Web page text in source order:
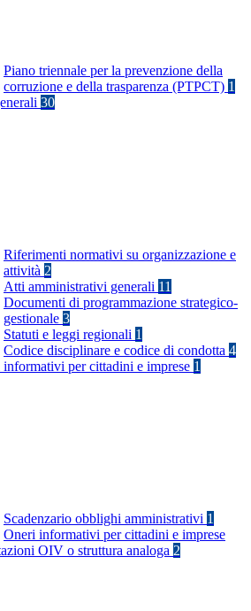
Piano triennale per la prevenzione della
corruzione e della trasparenza (PTPCT) 1
30
Riferimenti normativi su organizzazione e
attività 2
Atti amministrativi generali 11
Documenti di programmazione strategico-
gestionale 3
Statuti e leggi regionali 1
Codice disciplinare e codice di condotta 4
informativi per cittadini e imprese 1
Scadenzario obblighi amministrativi 1
Oneri informativi per cittadini e imprese
OIV o struttura analoga 2